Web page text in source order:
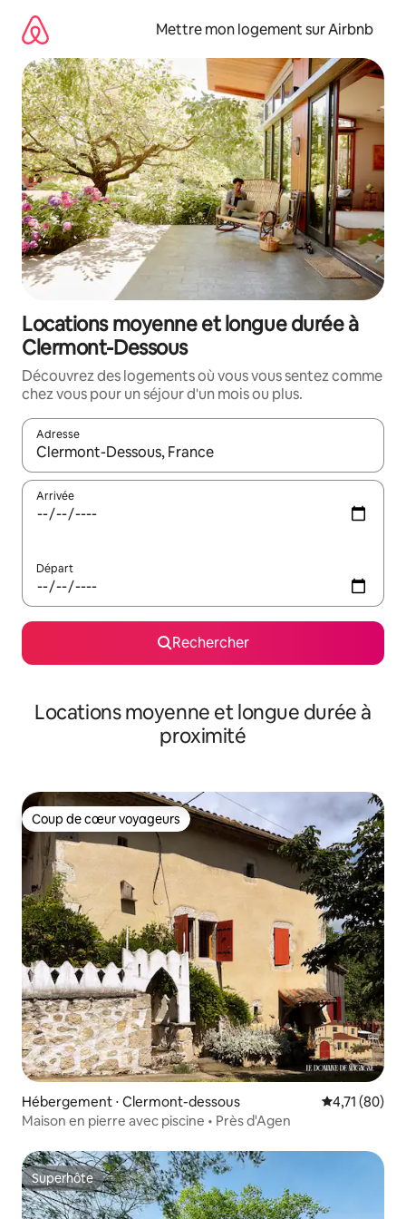
directement
contenu
Mettre mon logement sur Airbnb
Locations moyenne et longue durée à
Clermont-Dessous
Découvrez des logements où vous vous sentez comme
chez vous pour un séjour d'un mois ou plus.
Adresse
Lorsque les résultats s'affichent, utilisez les flèches vers le
Arrivée
Départ
Rechercher
Locations moyenne et longue durée à
proximité
Coup de cœur voyageurs
Coup de cœur voyageurs
Hébergement ⋅ Clermont-dessous Évaluation
4,71 (80)
Maison en pierre avec piscine • Près d'Agen
Superhôte
Superhôte